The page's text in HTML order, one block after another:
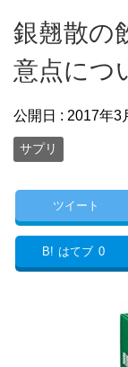
銀翹散の
意点につ
公開日 : 2017年3
サプリ
ツイート
B! はてブ 0